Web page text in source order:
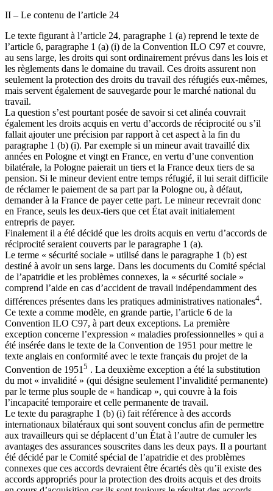
II – Le contenu de l’article 24
Le texte figurant à l’article 24, paragraphe 1 (a) reprend le texte de
l’article 6, paragraphe 1 (a) (i) de la Convention ILO C97 et couvre,
au sens large, les droits qui sont ordinairement prévus dans les lois et
les règlements dans le domaine du travail. Ces droits assurent non
seulement la protection des droits du travail des réfugiés eux-mêmes,
mais servent également de sauvegarde pour le marché national du
travail.
La question s’est pourtant posée de savoir si cet alinéa couvrait
également les droits acquis en vertu d’accords de réciprocité ou s’il
fallait ajouter une précision par rapport à cet aspect à la fin du
paragraphe 1 (b) (i). Par exemple si un mineur avait travaillé dix
années en Pologne et vingt en France, en vertu d’une convention
bilatérale, la Pologne paierait un tiers et la France deux tiers de sa
pension. Si le mineur devient entre temps réfugié, il lui serait difficile
de réclamer le paiement de sa part par la Pologne ou, à défaut,
demander à la France de payer cette part. Le mineur recevrait donc
en France, seuls les deux-tiers que cet État avait initialement
entrepris de payer.
Finalement il a été décidé que les droits acquis en vertu d’accords de
réciprocité seraient couverts par le paragraphe 1 (a).
Le terme « sécurité sociale » utilisé dans le paragraphe 1 (b) est
destiné à avoir un sens large. Dans les documents du Comité spécial
de l’apatridie et les problèmes connexes, la « sécurité sociale »
comprend l’aide en cas d’accident de travail indépendamment des
différences présentes dans les pratiques administratives nationales4.
Ce texte a comme modèle, en grande partie, l’article 6 de la
Convention ILO C97, à part deux exceptions. La première
exception concerne l’expression « maladies professionnelles » qui a
été insérée dans le texte de la Convention de 1951 pour mettre le
texte anglais en conformité avec le texte français du projet de la
Convention de 1951 5 . La deuxième exception a été la substitution
du mot « invalidité » (qui désigne seulement l’invalidité permanente)
par le terme plus souple de « handicap », qui couvre à la fois
l’incapacité temporaire et celle permanente de travail.
Le texte du paragraphe 1 (b) (i) fait référence à des accords
internationaux bilatéraux qui sont souvent conclus afin de permettre
aux travailleurs qui se déplacent d’un État à l’autre de cumuler les
avantages des assurances souscrites dans les deux pays. Il a pourtant
été décidé par le Comité spécial de l’apatridie et des problèmes
connexes que ces accords devraient être écartés dès qu’il existe des
accords appropriés pour la protection des droits acquis et des droits